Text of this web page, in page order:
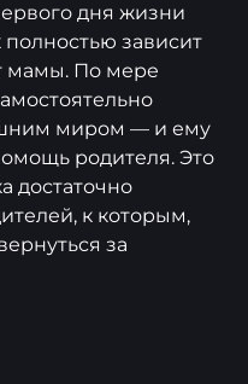
дня жизни
зависит
мамы. По мере
миром — и ему
родителя. Это
достаточно
к которым,
за